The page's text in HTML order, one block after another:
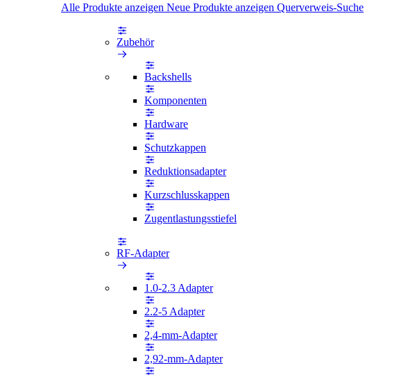
Alle Produkte anzeigen Neue Produkte anzeigen Querverweis-Suche
Zubehör
Backshells
Komponenten
Hardware
Schutzkappen
Reduktionsadapter
Kurzschlusskappen
Zugentlastungsstiefel
RF-Adapter
1.0-2.3 Adapter
2.2-5 Adapter
2,4-mm-Adapter
2,92-mm-Adapter